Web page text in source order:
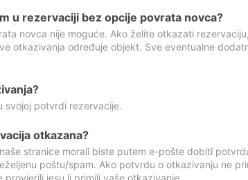
u rezervaciji bez opcije povrata novca?
novca nije moguće. Ako želite otkazati
otkazivanja određuje objekt. Sve eventualne
svojoj potvrdi rezervacije.
otkazana?
stranice morali biste putem e-pošte dobiti
poštu/spam. Ako potvrdu o otkazivanju ne
jesu li primili vaše otkazivanje.